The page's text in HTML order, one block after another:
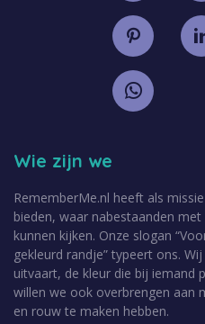
Wie zijn we
RememberMe.nl heeft als
bieden, waar nabestaanden
kunnen kijken. Onze slogan
gekleurd randje” typeert ons.
uitvaart, de kleur die bij iemand
willen we ook overbrengen aan
en rouw te maken hebben.